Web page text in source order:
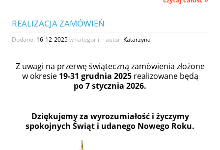
REALIZACJA ZAMÓWIEŃ
Dodano: 16-12-2025w kategorii: -autor: Katarzyna
Z uwagi na przerwę świąteczną zamówienia złożone
w okresie 19-31 grudnia 2025realizowane będą
po 7 stycznia 2026.
Dziękujemy za wyrozumiałość i życzymy
spokojnych Świąt i udanego Nowego Roku.